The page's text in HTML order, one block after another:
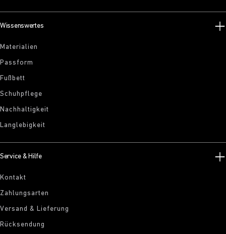
Wissenswertes
Materialien
Passform
Fußbett
Schuhpflege
Nachhaltigkeit
Langlebigkeit
Service & Hilfe
Kontakt
Zahlungsarten
Versand & Lieferung
Rücksendung